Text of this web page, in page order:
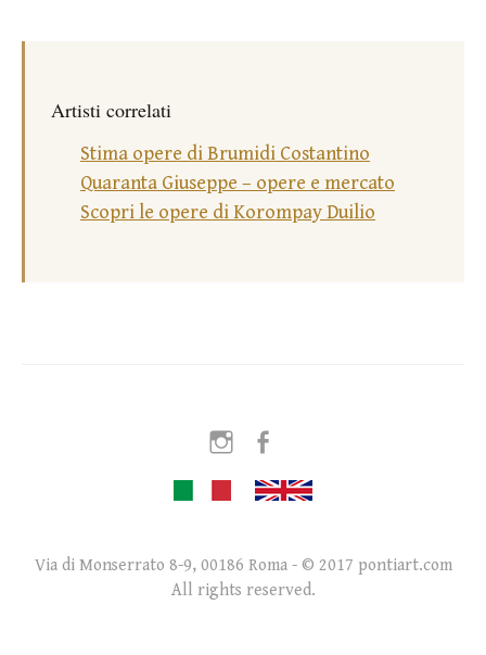
Artisti correlati
Stima opere di Brumidi Costantino
Quaranta Giuseppe – opere e mercato
Scopri le opere di Korompay Duilio
Instagram
Via di Monserrato 8-9, 00186 Roma - © 2017 pontiart.com
All rights reserved.